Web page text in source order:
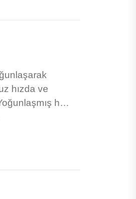
hızda ve
her